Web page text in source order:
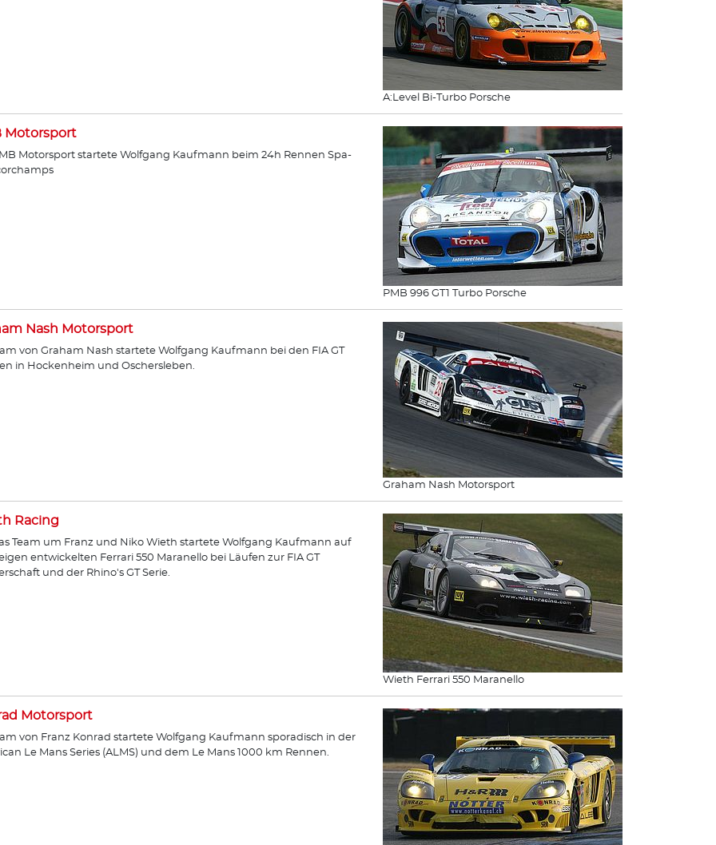
A:Level Bi-Turbo Porsche
PMB 996 GT1 Turbo Porsche
Motorsport
Motorsport startete Wolfgang Kaufmann beim 24h Rennen Spa-
Graham Nash Motorsport
Nash Motorsport
von Graham Nash startete Wolfgang Kaufmann bei den FIA GT
in Hockenheim und Oschersleben.
Wieth Ferrari 550 Maranello
Racing
Team um Franz und Niko Wieth startete Wolfgang Kaufmann auf
entwickelten Ferrari 550 Maranello bei Läufen zur FIA GT
und der Rhino's GT Serie.
Motorsport
von Franz Konrad startete Wolfgang Kaufmann sporadisch in der
Le Mans Series (ALMS) und dem Le Mans 1000 km Rennen.